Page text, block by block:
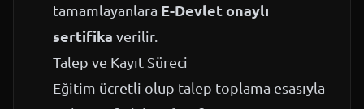
tamamlayanlara E-Devlet onaylı
sertifika verilir.
Talep ve Kayıt Süreci
Eğitim ücretli olup talep toplama esasıyla